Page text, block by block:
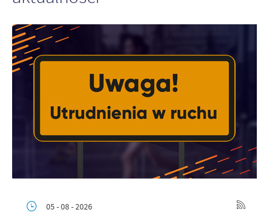
05 - 08 - 2026